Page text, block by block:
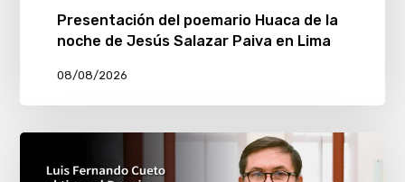
Presentación del poemario Huaca de la
noche de Jesús Salazar Paiva en Lima
08/08/2026